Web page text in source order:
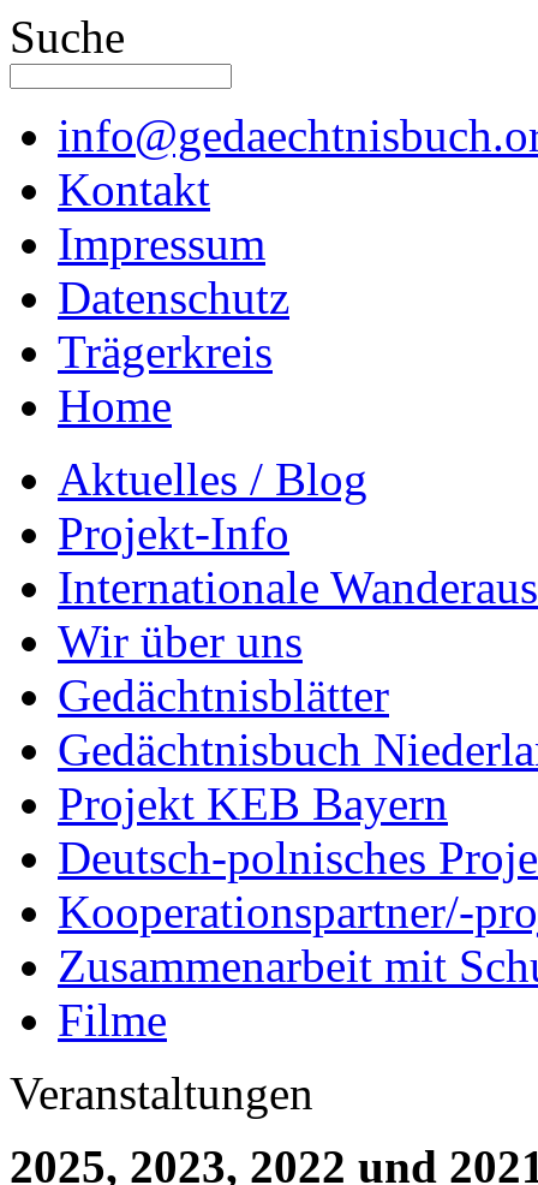
Suche
Kontakt
Impressum
Datenschutz
Trägerkreis
Home
Aktuelles / Blog
Projekt-Info
Internationale
Wir über uns
Gedächtnisblätter
Gedächtnisbuch
Projekt KEB Bayern
Deutsch-polnisches
Kooperationspartner/-
Zusammenarbeit mit
Filme
Veranstaltungen
2025, 2023, 2022 und